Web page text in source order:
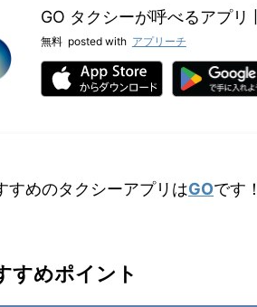
GO タクシーが呼べるアプ
無料 posted with アプリーチ
すめのタクシーアプリはGOです！
すめポイント